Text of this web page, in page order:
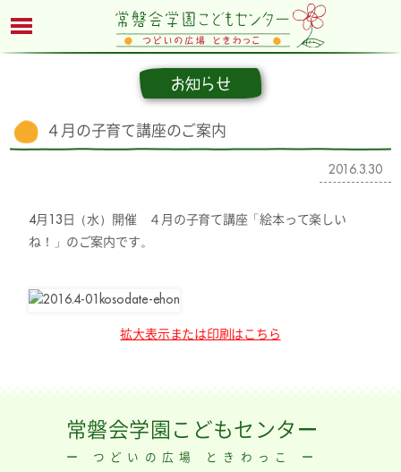
お知らせ
４月の子育て講座のご案内
2016.3.30
4月13日（水）開催 ４月の子育て講座「絵本って楽しい
ね！」のご案内です。
拡大表示または印刷はこちら
常磐会学園こどもセンター
ー つどいの広場 ときわっこ ー